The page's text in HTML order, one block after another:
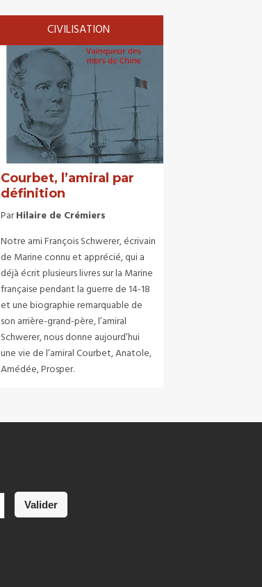
CIVILISATION
Courbet, l’amiral par
définition
ParHilaire de Crémiers
Notre ami François Schwerer, écrivain
de Marine connu et apprécié, qui a
déjà écrit plusieurs livres sur la Marine
française pendant la guerre de 14-18
et une biographie remarquable de
son arrière-grand-père, l’amiral
Schwerer, nous donne aujourd’hui
une vie de l’amiral Courbet, Anatole,
Amédée, Prosper.